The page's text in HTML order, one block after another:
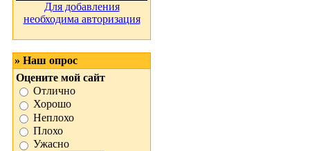
Для добавления
необходима авторизация
» Наш опрос
Оцените мой сайт
Отлично
Хорошо
Неплохо
Плохо
Ужасно